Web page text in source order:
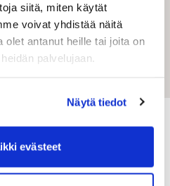
siitä, miten käytät
voivat yhdistää näitä
olet antanut heille tai joita on
palvelujaan.
Näytä tiedot
evästeet
asiakasnumeroiden
ja osoitekirja